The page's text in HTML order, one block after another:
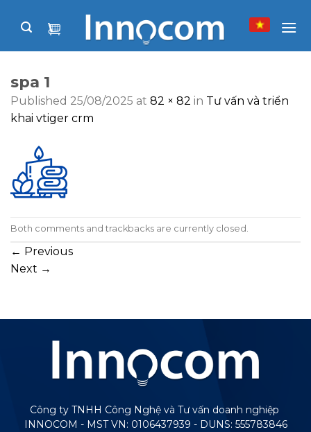
spa 1
Published 25/08/2025 at 82 × 82 in Tư vấn và triển
khai vtiger crm
Both comments and trackbacks are currently closed.
← Previous
Next →
Công ty TNHH Công Nghệ và Tư vấn doanh nghiệp
INNOCOM - MST VN: 0106437939 - DUNS: 555783846